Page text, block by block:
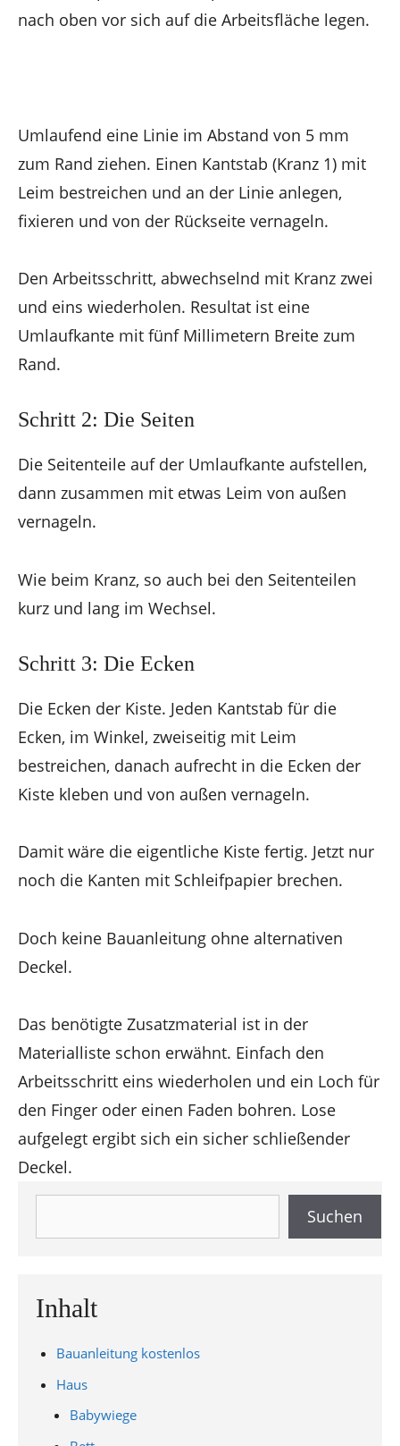
nach oben vor sich auf die Arbeitsfläche legen.
Umlaufend eine Linie im Abstand von 5 mm
zum Rand ziehen. Einen Kantstab (Kranz 1) mit
Leim bestreichen und an der Linie anlegen,
fixieren und von der Rückseite vernageln.
Den Arbeitsschritt, abwechselnd mit Kranz zwei
und eins wiederholen. Resultat ist eine
Umlaufkante mit fünf Millimetern Breite zum
Rand.
Schritt 2: Die Seiten
Die Seitenteile auf der Umlaufkante aufstellen,
dann zusammen mit etwas Leim von außen
vernageln.
Wie beim Kranz, so auch bei den Seitenteilen
kurz und lang im Wechsel.
Schritt 3: Die Ecken
Die Ecken der Kiste. Jeden Kantstab für die
Ecken, im Winkel, zweiseitig mit Leim
bestreichen, danach aufrecht in die Ecken der
Kiste kleben und von außen vernageln.
Damit wäre die eigentliche Kiste fertig. Jetzt nur
noch die Kanten mit Schleifpapier brechen.
Doch keine Bauanleitung ohne alternativen
Deckel.
Das benötigte Zusatzmaterial ist in der
Materialliste schon erwähnt. Einfach den
Arbeitsschritt eins wiederholen und ein Loch für
den Finger oder einen Faden bohren. Lose
aufgelegt ergibt sich ein sicher schließender
Deckel.
Suchen
Inhalt
Bauanleitung kostenlos
Haus
Babywiege